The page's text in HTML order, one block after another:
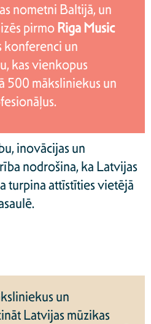
nometni Baltijā, un
pirmoRiga Music
un
kas vienkopus
500 māksliniekus un
inovācijas un
nodrošina, ka Latvijas
turpina attīstīties vietējā
un
Latvijas mūzikas